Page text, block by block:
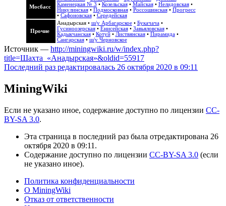
Мосбасс
Каменецкая № 3 • Козельская• Майская• Нелидовская•
Никулинская• Подмосковная• Россошинская• Прогресс
• Сафоновская• Середейская
Прочие
Анадырская• ш/у Арбагарское• Букачача•
Гусиноозерская• Енисейская• Завьяловская•
Кадыкчанская• Котуй• Листвянская• Пирамида•
Сангарская• ш/у Черновское
Источник — http://miningwiki.ru/w/index.php?
title=Шахта_«Анадырская»&oldid=55917
Последний раз редактировалась 26 октября 2020 в 09:11
MiningWiki
Если не указано иное, содержание доступно по лицензии CC-
BY-SA 3.0.
Эта страница в последний раз была отредактирована 26
октября 2020 в 09:11.
Содержание доступно по лицензии CC-BY-SA 3.0 (если
не указано иное).
Политика конфиденциальности
О MiningWiki
Отказ от ответственности